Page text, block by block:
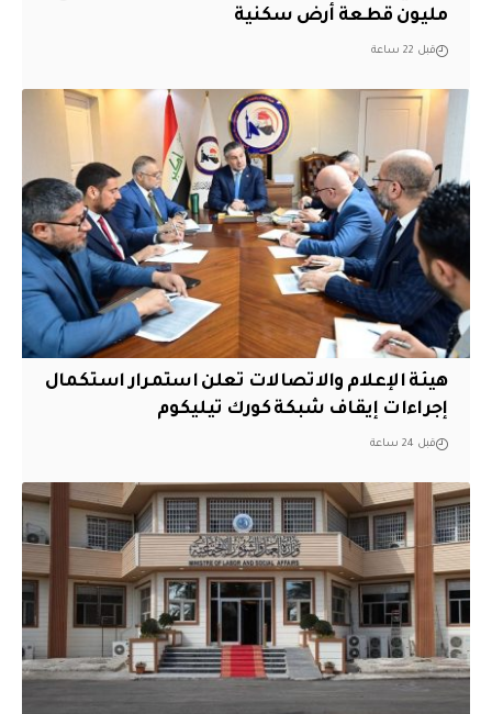
مليون قطعة أرض سكنية
قبل 22 ساعة
هيئة الإعلام والاتصالات تعلن استمرار استكمال
إجراءات إيقاف شبكة كورك تيليكوم
قبل 24 ساعة